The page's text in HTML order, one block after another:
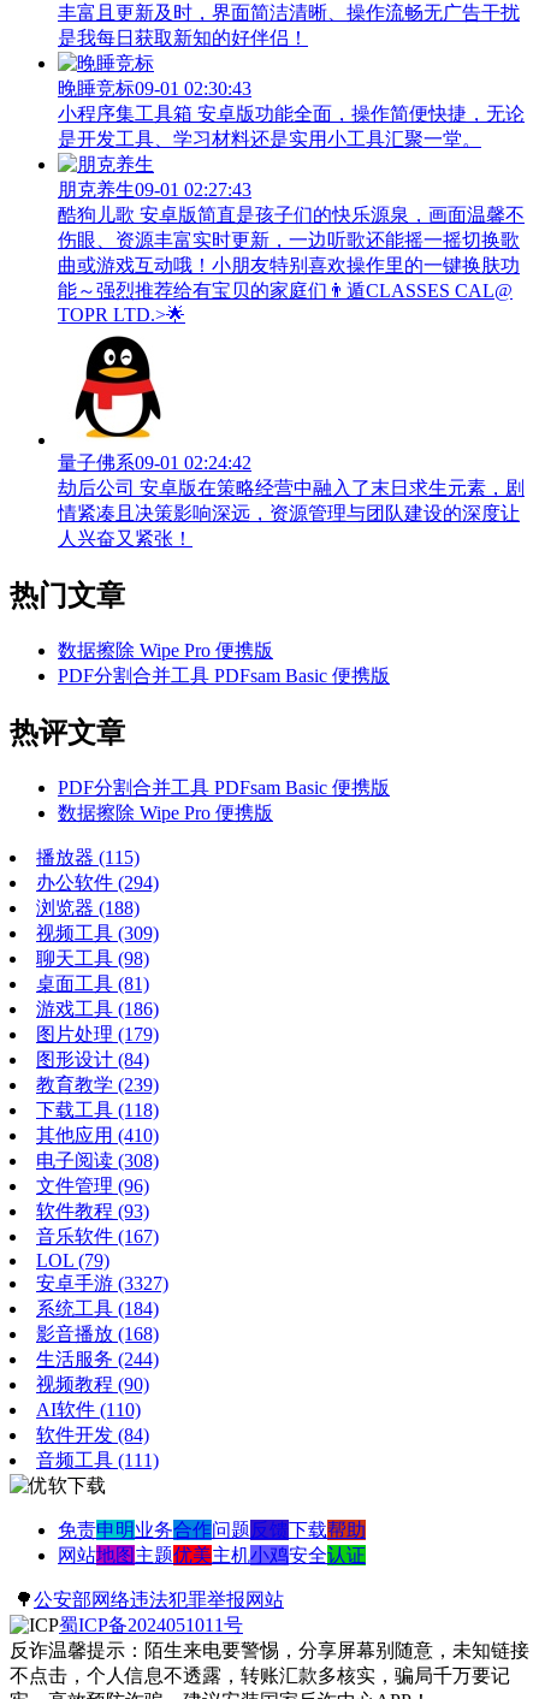
丰富且更新及时，界面简洁清晰、操作流畅无广告干扰
是我每日获取新知的好伴侣！
晚睡竞标09-01 02:30:43
小程序集工具箱 安卓版功能全面，操作简便快捷，无论
是开发工具、学习材料还是实用小工具汇聚一堂。
朋克养生09-01 02:27:43
酷狗儿歌 安卓版简直是孩子们的快乐源泉，画面温馨不
伤眼、资源丰富实时更新，一边听歌还能摇一摇切换歌
曲或游戏互动哦！小朋友特别喜欢操作里的一键换肤功
能～强烈推荐给有宝贝的家庭们👨‍遁️CLASSES CAL@
TOPR LTD.>🌟
量子佛系09-01 02:24:42
劫后公司 安卓版在策略经营中融入了末日求生元素，剧
情紧凑且决策影响深远，资源管理与团队建设的深度让
人兴奋又紧张！
热门文章
数据擦除 Wipe Pro 便携版
PDF分割合并工具 PDFsam Basic 便携版
热评文章
PDF分割合并工具 PDFsam Basic 便携版
数据擦除 Wipe Pro 便携版
播放器 (115)
办公软件 (294)
浏览器 (188)
视频工具 (309)
聊天工具 (98)
桌面工具 (81)
游戏工具 (186)
图片处理 (179)
图形设计 (84)
教育教学 (239)
下载工具 (118)
其他应用 (410)
电子阅读 (308)
文件管理 (96)
软件教程 (93)
音乐软件 (167)
LOL (79)
安卓手游 (3327)
系统工具 (184)
影音播放 (168)
生活服务 (244)
视频教程 (90)
AI软件 (110)
软件开发 (84)
音频工具 (111)
免责申明业务合作问题反馈下载帮助
网站地图 主题优美主机小鸡安全认证
🌳公安部网络违法犯罪举报网站
蜀ICP备2024051011号
反诈温馨提示：陌生来电要警惕，分享屏幕别随意，未知链接
不点击，个人信息不透露，转账汇款多核实，骗局千万要记